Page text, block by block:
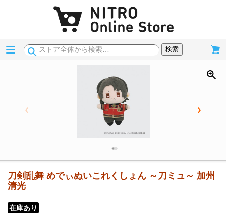
Menu
検索
刀剣乱舞 めでぃぬいこれくしょん ～刀ミュ～ 加州
清光
在庫あり